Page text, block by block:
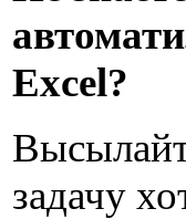
Excel?
задачу